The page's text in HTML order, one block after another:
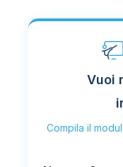
Vuoi
Compila il